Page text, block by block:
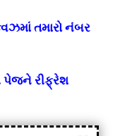
તમારો નંબર
પેજને રીફ્રેશ